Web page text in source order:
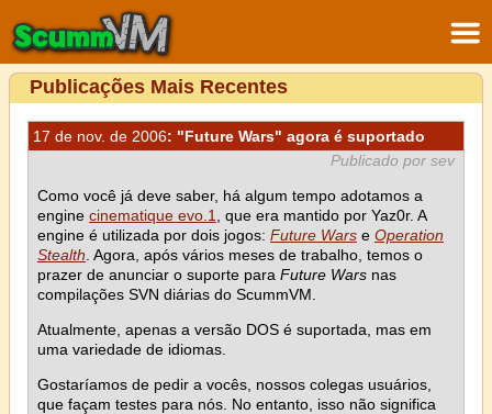
Publicações Mais Recentes
17 de nov. de 2006: "Future Wars" agora é suportado
Publicado por sev
Como você já deve saber, há algum tempo adotamos a
engine cinematique evo.1
, que era mantido por Yaz0r. A
engine é utilizada por dois jogos: Future Wars e Operation
Stealth . Agora, após vários meses de trabalho, temos o
prazer de anunciar o suporte para Future Wars nas
compilações SVN diárias do ScummVM.
Atualmente, apenas a versão DOS é suportada, mas em
uma variedade de idiomas.
Gostaríamos de pedir a vocês, nossos colegas usuários,
que façam testes para nós. No entanto, isso não significa